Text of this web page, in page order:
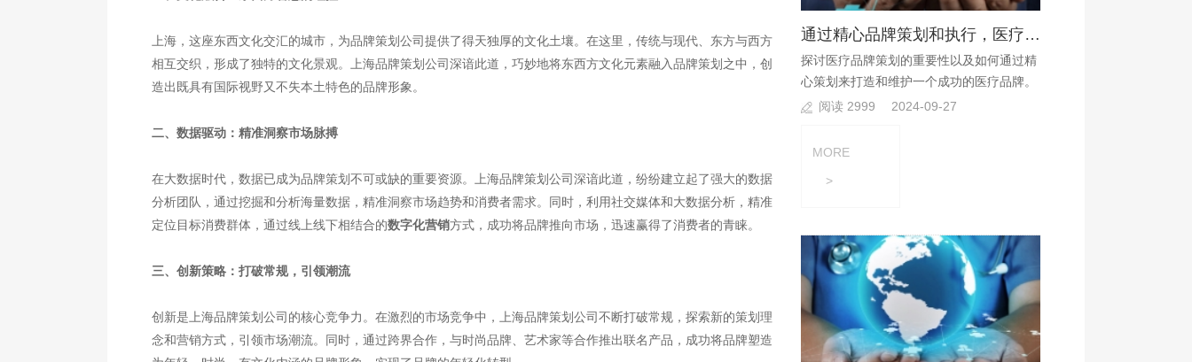
上海，这座东西文化交汇的城市，为品牌策划公司提供了得天独厚的文化土壤。在这里，传统与现代、东方与西方
相互交织，形成了独特的文化景观。上海品牌策划公司深谙此道，巧妙地将东西方文化元素融入品牌策划之中，创
造出既具有国际视野又不失本土特色的品牌形象。
二、数据驱动：精准洞察市场脉搏
在大数据时代，数据已成为品牌策划不可或缺的重要资源。上海品牌策划公司深谙此道，纷纷建立起了强大的数据
分析团队，通过挖掘和分析海量数据，精准洞察市场趋势和消费者需求。同时，利用社交媒体和大数据分析，精准
定位目标消费群体，通过线上线下相结合的数字化营销方式，成功将品牌推向市场，迅速赢得了消费者的青睐。
三、创新策略：打破常规，引领潮流
创新是上海品牌策划公司的核心竞争力。在激烈的市场竞争中，上海品牌策划公司不断打破常规，探索新的策划理
念和营销方式，引领市场潮流。同时，通过跨界合作，与时尚品牌、艺术家等合作推出联名产品，成功将品牌塑造
通过精心品牌策划和执行，医疗机构可以建立起品牌优势?
探讨医疗品牌策划的重要性以及如何通过精
心策划来打造和维护一个成功的医疗品牌。
阅读 2999
2024-09-27
MORE
>